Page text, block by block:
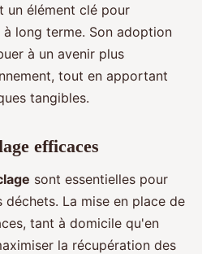
un élément clé pour
à long terme. Son adoption
à un avenir plus
tout en apportant
tangibles.
efficaces
sont essentielles pour
La mise en place de
tant à domicile qu'en
la récupération des